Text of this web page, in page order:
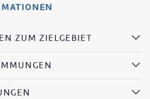
ZUM ZIELGEBIET